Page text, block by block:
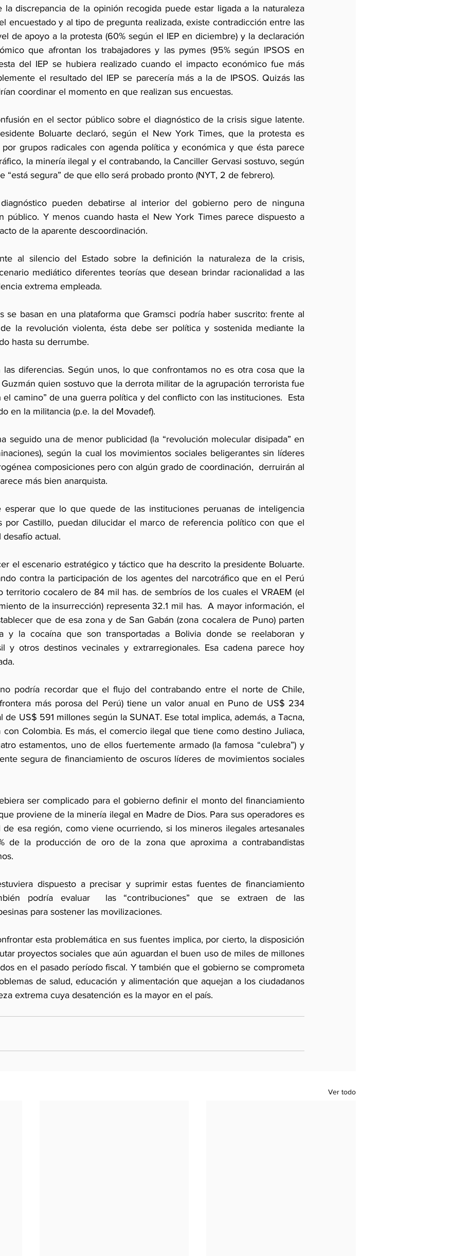
la discrepancia de la opinión recogida puede estar ligada a la naturaleza
encuestado y al tipo de pregunta realizada, existe contradicción entre las
de apoyo a la protesta (60% según el IEP en diciembre) y la declaración
que afrontan los trabajadores y las pymes (95% según IPSOS en
del IEP se hubiera realizado cuando el impacto económico fue más
el resultado del IEP se parecería más a la de IPSOS. Quizás las
coordinar el momento en que realizan sus encuestas.
en el sector público sobre el diagnóstico de la crisis sigue latente.
Boluarte declaró, según el New York Times, que la protesta es
por grupos radicales con agenda política y económica y que ésta parece
la minería ilegal y el contrabando, la Canciller Gervasi sostuvo, según
“está segura” de que ello será probado pronto (NYT, 2 de febrero).
pueden debatirse al interior del gobierno pero de ninguna
público. Y menos cuando hasta el New York Times parece dispuesto a
de la aparente descoordinación.
al silencio del Estado sobre la definición la naturaleza de la crisis,
mediático diferentes teorías que desean brindar racionalidad a las
extrema empleada.
se basan en una plataforma que Gramsci podría haber suscrito: frente al
la revolución violenta, ésta debe ser política y sostenida mediante la
hasta su derrumbe.
las diferencias. Según unos, lo que confrontamos no es otra cosa que la
quien sostuvo que la derrota militar de la agrupación terrorista fue
el camino” de una guerra política y del conflicto con las instituciones.  Esta
en la militancia (p.e. la del Movadef).
seguido una de menor publicidad (la “revolución molecular disipada” en
según la cual los movimientos sociales beligerantes sin líderes
composiciones pero con algún grado de coordinación,  derruirán al
más bien anarquista.
esperar que lo que quede de las instituciones peruanas de inteligencia
por Castillo, puedan dilucidar el marco de referencia político con que el
desafío actual.
el escenario estratégico y táctico que ha descrito la presidente Boluarte.
contra la participación de los agentes del narcotráfico que en el Perú
territorio cocalero de 84 mil has. de sembríos de los cuales el VRAEM (el
de la insurrección) representa 32.1 mil has.  A mayor información, el
que de esa zona y de San Gabán (zona cocalera de Puno) parten
y la cocaína que son transportadas a Bolivia donde se reelaboran y
y otros destinos vecinales y extrarregionales. Esa cadena parece hoy
podría recordar que el flujo del contrabando entre el norte de Chile,
más porosa del Perú) tiene un valor anual en Puno de US$ 234
de US$ 591 millones según la SUNAT. Ese total implica, además, a Tacna,
con Colombia. Es más, el comercio ilegal que tiene como destino Juliaca,
estamentos, uno de ellos fuertemente armado (la famosa “culebra”) y
segura de financiamiento de oscuros líderes de movimientos sociales
ser complicado para el gobierno definir el monto del financiamiento
proviene de la minería ilegal en Madre de Dios. Para sus operadores es
de esa región, como viene ocurriendo, si los mineros ilegales artesanales
de la producción de oro de la zona que aproxima a contrabandistas
dispuesto a precisar y suprimir estas fuentes de financiamiento
podría evaluar  las “contribuciones” que se extraen de las
para sostener las movilizaciones.
esta problemática en sus fuentes implica, por cierto, la disposición
proyectos sociales que aún aguardan el buen uso de miles de millones
en el pasado período fiscal. Y también que el gobierno se comprometa
de salud, educación y alimentación que aquejan a los ciudadanos
extrema cuya desatención es la mayor en el país.
Ver todo